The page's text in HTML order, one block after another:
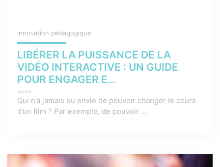
Innovation pédagogique
LIBÉRER LA PUISSANCE DE LA
VIDÉO INTERACTIVE : UN GUIDE
POUR ENGAGER E...
admin
Qui n’a jamais eu envie de pouvoir changer le cours
d’un film ? Par exemple, de pouvoir ...